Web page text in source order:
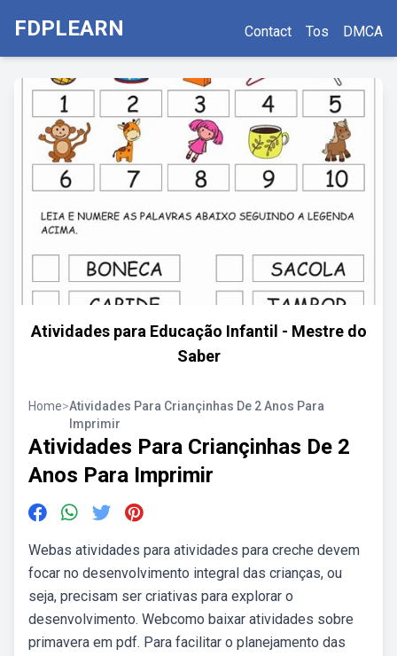
FDPLEARN Contact Tos DMCA
Atividades para Educação Infantil - Mestre do
Saber
Home>Atividades Para Criançinhas De 2 Anos Para
Imprimir
Atividades Para Criançinhas De 2
Anos Para Imprimir
Webas atividades para atividades para creche devem
focar no desenvolvimento integral das crianças, ou
seja, precisam ser criativas para explorar o
desenvolvimento. Webcomo baixar atividades sobre
primavera em pdf. Para facilitar o planejamento das